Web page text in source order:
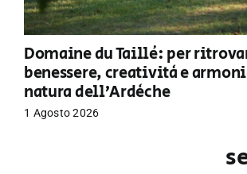
Domaine du Taillé: per
benessere, creatività e
natura dell’Ardèche
1 Agosto 2026